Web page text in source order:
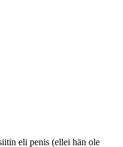
eli penis (ellei hän ole